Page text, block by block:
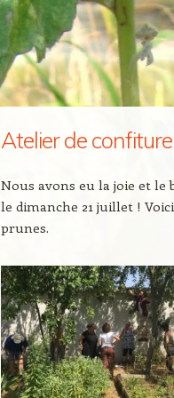
Atelier de
Nous avons eu la joie et le
le dimanche 21 juillet !
prunes.